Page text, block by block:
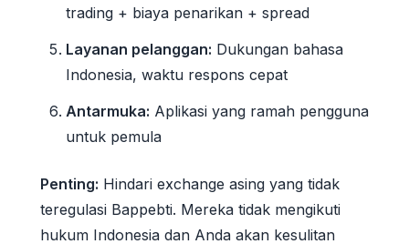
trading + biaya penarikan + spread
Layanan pelanggan: Dukungan bahasa
Indonesia, waktu respons cepat
Antarmuka: Aplikasi yang ramah pengguna
untuk pemula
Penting: Hindari exchange asing yang tidak
teregulasi Bappebti. Mereka tidak mengikuti
hukum Indonesia dan Anda akan kesulitan